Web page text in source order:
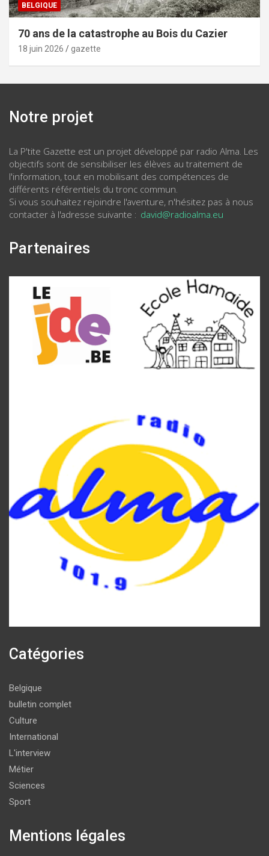
BELGIQUE
70 ans de la catastrophe au Bois du Cazier
18 juin 2026 gazette
Notre projet
La P'tite Gazette est un projet développé par radio Alma. Les
objectifs sont de sensibiliser les élèves au traitement de
l'information, tout en mobilisant des compétences de
différents référentiels du tronc commun.
Si vous souhaitez rejoindre l'aventure, n'hésitez pas à nous
contacter à l'adresse suivante : david@radioalma.eu
Partenaires
Catégories
Belgique
bulletin complet
Culture
International
L'interview
Métier
Sciences
Sport
Mentions légales